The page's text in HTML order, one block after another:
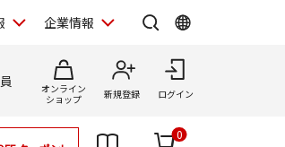
企業情報
オンライン
ショップ
新規登録 ログイン
0